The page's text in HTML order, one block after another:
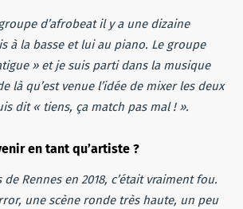
d’afrobeat il y a une dizaine
à la basse et lui au piano. Le groupe
» et je suis parti dans la musique
là qu’est venue l’idée de mixer les deux
dit « tiens, ça match pas mal ! ».
en tant qu’artiste ?
de Rennes en 2018, c’était vraiment fou.
une scène ronde très haute, un peu